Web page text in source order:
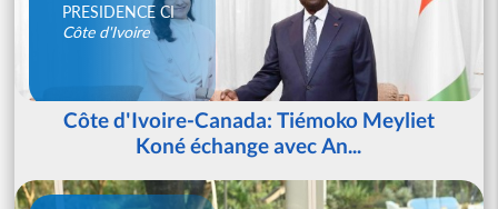
PRESIDENCE CI
Côte d'Ivoire
Côte d'Ivoire-Canada: Tiémoko Meyliet
Koné échange avec An...